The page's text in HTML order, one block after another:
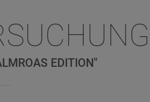
EDITION"